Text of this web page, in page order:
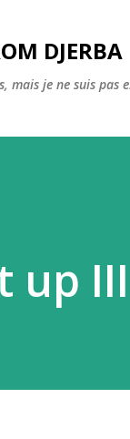
DJERBA
mais je ne suis
up III